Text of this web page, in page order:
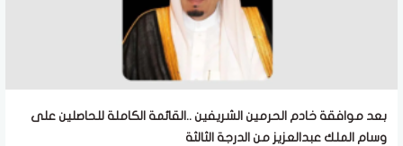
بعد موافقة خادم الحرمين الشريفين ..القائمة الكاملة للحاصلين على
وسام الملك عبدالعزيز من الدرجة الثالثة